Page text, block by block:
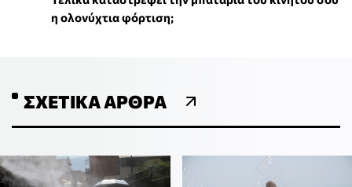
η ολονύχτια φόρτιση;
ΣΧΕΤΙΚΆ ΆΡΘΡΑ